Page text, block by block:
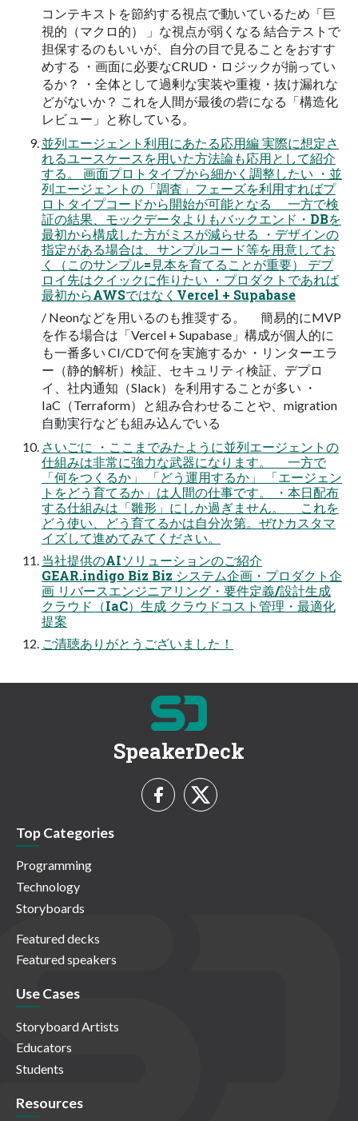
コンテキストを節約する視点で動いているため「巨
視的（マクロ的） 」な視点が弱くなる 結合テストで
担保するのもいいが、自分の目で見ることをおすす
めする ・画面に必要なCRUD・ロジックが揃ってい
るか？ ・全体として過剰な実装や重複・抜け漏れな
どがないか？ これを人間が最後の砦になる「構造化
レビュー」と称している。
並列エージェント利用にあたる応用編 実際に想定さ
れるユースケースを用いた方法論も応用として紹介
する。 画面プロトタイプから細かく調整したい ・並
列エージェントの「調査」フェーズを利用すればプ
ロトタイプコードから開始が可能となる 一方で検
証の結果、モックデータよりもバックエンド・DBを
最初から構成した方がミスが減らせる ・デザインの
指定がある場合は、サンプルコード等を用意してお
く（このサンプル=見本を育てることが重要） デプ
ロイ先はクイックに作りたい ・プロダクトであれば
最初からAWSではなくVercel + Supabase
/ Neonなどを用いるのも推奨する。 簡易的にMVP
を作る場合は「Vercel + Supabase」構成が個人的に
も一番多い CI/CDで何を実施するか ・リンターエラ
ー（静的解析）検証、セキュリティ検証、デプロ
イ、社内通知（Slack）を利用することが多い ・
IaC（Terraform）と組み合わせることや、migration
自動実行なども組み込んでいる
さいごに ・ここまでみたように並列エージェントの
仕組みは非常に強力な武器になります。 一方で
「何をつくるか」 「どう運用するか」 「エージェン
トをどう育てるか」は人間の仕事です。 ・本日配布
する仕組みは「雛形」にしか過ぎません。 これを
どう使い、どう育てるかは自分次第。ぜひカスタマ
イズして進めてみてください。
当社提供のAIソリューションのご紹介
GEAR.indigo Biz Biz システム企画・プロダクト企
画 リバースエンジニアリング・要件定義/設計生成
クラウド（IaC）生成 クラウドコスト管理・最適化
提案
ご清聴ありがとうございました！
SpeakerDeck
Top Categories
Programming
Technology
Storyboards
Featured decks
Featured speakers
Use Cases
Storyboard Artists
Educators
Students
Resources